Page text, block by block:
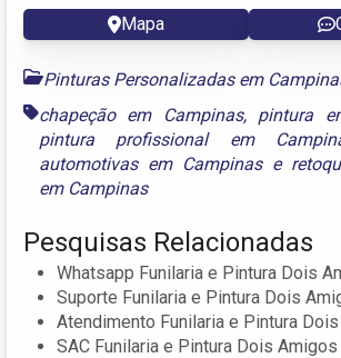
Mapa
Pinturas Personalizadas em
chapeção em Campinas, pintura
pintura profissional em
automotivas em Campinase
em Campinas
Pesquisas Relacionadas
Whatsapp Funilaria e Pintura Dois
Suporte Funilaria e Pintura Dois
Atendimento Funilaria e Pintura
SAC Funilaria e Pintura Dois Amigos